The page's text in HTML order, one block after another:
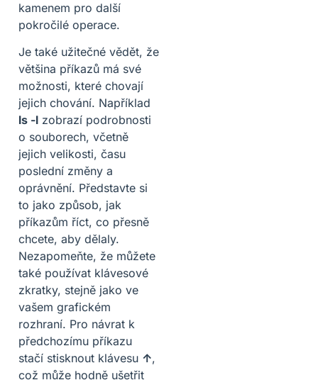
kamenem pro další
pokročilé operace.
Je také užitečné vědět, že
většina příkazů má své
možnosti, které chovají
jejich chování. Například
ls -l zobrazí podrobnosti
o souborech, včetně
jejich velikosti, času
poslední změny a
oprávnění. Představte si
to jako způsob, jak
příkazům říct, co přesně
chcete, aby dělaly.
Nezapomeňte, že můžete
také používat klávesové
zkratky, stejně jako ve
vašem grafickém
rozhraní. Pro návrat k
předchozímu příkazu
stačí stisknout klávesu ↑,
což může hodně ušetřit